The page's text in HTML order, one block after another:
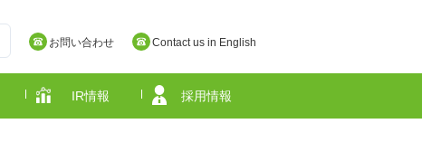
お問い合わせ Contact us in English
IR情報 採用情報